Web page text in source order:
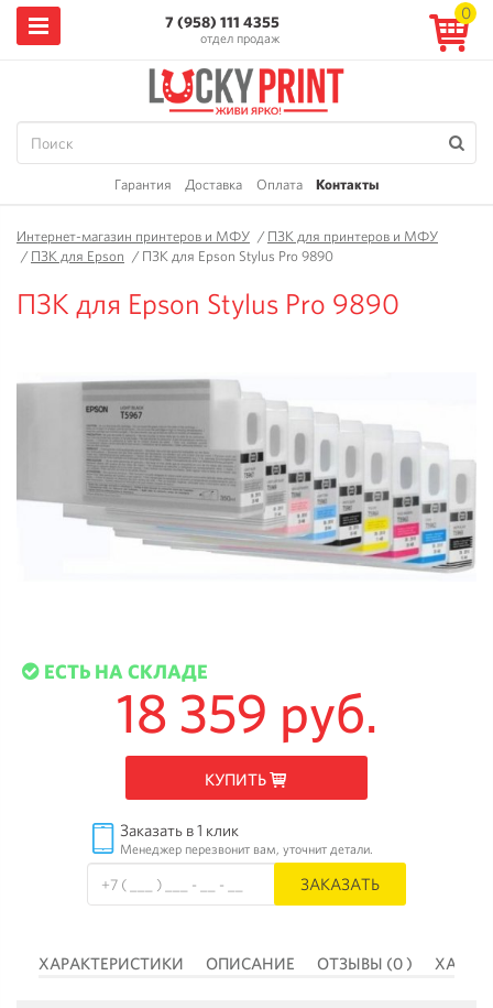
7 (958) 111 4355
отдел продаж
0
Гарантия Доставка Оплата Контакты
Интернет-магазин принтеров и МФУ /ПЗК для принтеров и МФУ
/ПЗК для Epson /ПЗК для Epson Stylus Pro 9890
ПЗК для Epson Stylus Pro 9890
ЕСТЬ НА СКЛАДЕ
18 359 руб.
КУПИТЬ
Заказать в 1 клик
Менеджер перезвонит вам, уточнит детали.
ЗАКАЗАТЬ
ХАРАКТЕРИСТИКИ ОПИСАНИЕ ОТЗЫВЫ (0 )